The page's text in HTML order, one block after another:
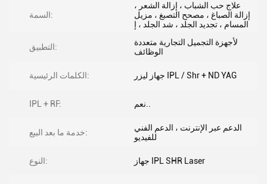
السمة:
علاج حب الشباب ، إزالة الشعر ،
إزالة الصباغ ، مصحح التصبغ ، مزيل
المسام ، تجديد الجلد ، شد الجلد ، إ
التطبيق:
لأجهزة التجميل التجارية متعددة
الوظائف
الكلمات الرئيسية: جهاز ليزر IPL / Shr + ND YAG
IPL + RF:
خدمة ما بعد البيع:
الدعم عبر الإنترنت ، الدعم الفني
للفيديو
النوع: جهاز IPL SHR Laser